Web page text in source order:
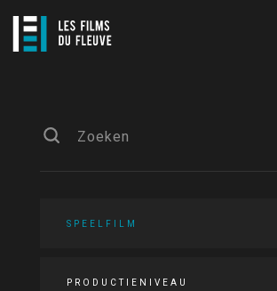
SPEELFILM
PRODUCTIENIVEAU